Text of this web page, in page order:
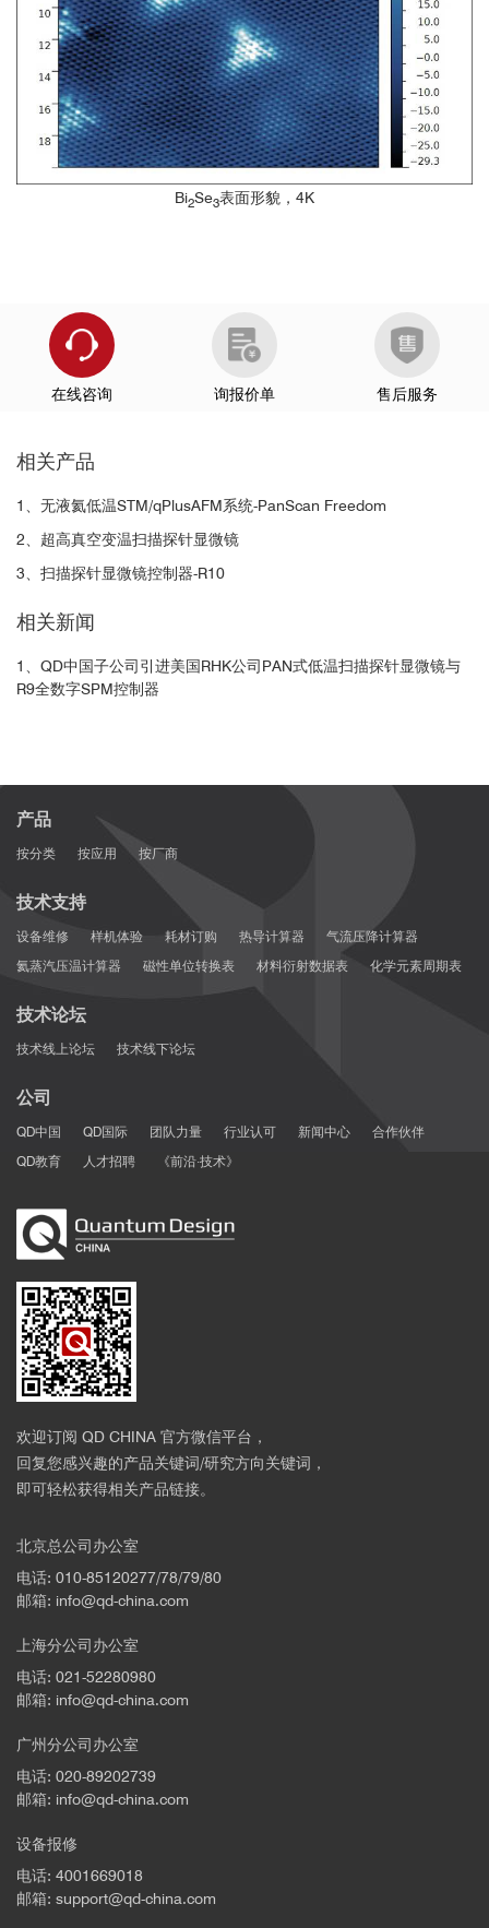
Bi2Se3表面形貌，4K
在线咨询 询报价单 售后服务
相关产品
1、无液氦低温STM/qPlusAFM系统-PanScan Freedom
2、超高真空变温扫描探针显微镜
3、扫描探针显微镜控制器-R10
相关新闻
1、QD中国子公司引进美国RHK公司PAN式低温扫描探针显微镜与
R9全数字SPM控制器
产品
按分类 按应用 按厂商
技术支持
设备维修 样机体验 耗材订购 热导计算器
气流压降计算器
氦蒸汽压温计算器
磁性单位转换表 材料衍射数据表 化学元素周期表
技术论坛
技术线上论坛 技术线下论坛
公司
QD中国 QD国际 团队力量 行业认可 新闻中心
合作伙伴
QD教育
人才招聘 《前沿·技术》
欢迎订阅 QD CHINA 官方微信平台，
回复您感兴趣的产品关键词/研究方向关键词，
即可轻松获得相关产品链接。
北京总公司办公室
电话: 010-85120277/78/79/80
邮箱: info@qd-china.com
上海分公司办公室
电话: 021-52280980
邮箱: info@qd-china.com
广州分公司办公室
电话: 020-89202739
邮箱: info@qd-china.com
设备报修
电话: 4001669018
邮箱: support@qd-china.com